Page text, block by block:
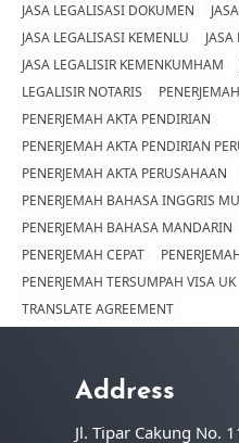
JASA LEGALISASI DOKUMEN
JASA LEGALISASI KEMENLU
JASA LEGALISIR KEMENKUMHAM
LEGALISIR NOTARIS
PENERJEMAH AKTA PENDIRIAN
PENERJEMAH AKTA PENDIRIAN
PENERJEMAH AKTA PERUSAHAAN
PENERJEMAH BAHASA INGGRIS
PENERJEMAH BAHASA MANDARIN
PENERJEMAH CEPAT
PENERJEMAH TERSUMPAH VISA UK
TRANSLATE AGREEMENT
Address
Jl. Tipar Cakung No.